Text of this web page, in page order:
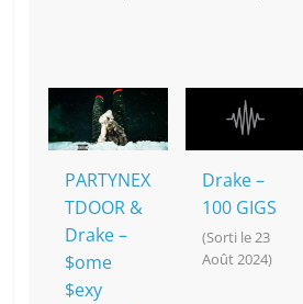
PARTYNEX
TDOOR &
Drake –
$ome
$exy
Drake –
100 GIGS
(Sorti le 23
Août 2024)